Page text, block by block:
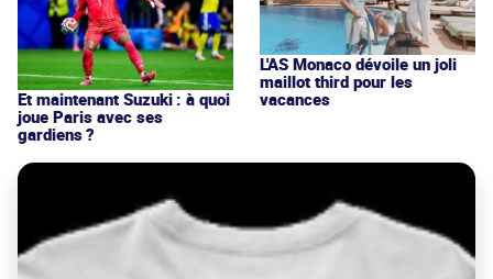
Et maintenant Suzuki : à quoi
joue Paris avec ses
gardiens ?
L'AS Monaco dévoile un joli
maillot third pour les
vacances